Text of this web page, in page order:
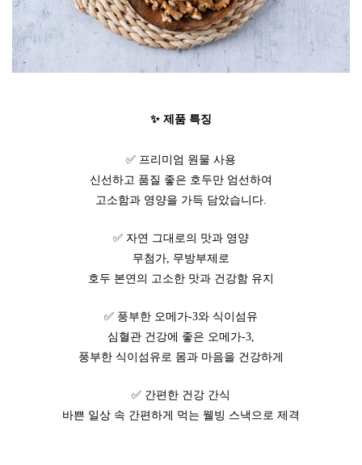
✨ 제품 특징
✅ 프리미엄 원물 사용
신선하고 품질 좋은 호두만 엄선하여
고소함과 영양을 가득 담았습니다.
✅ 자연 그대로의 맛과 영양
무첨가, 무방부제로
호두 본연의 고소한 맛과 건강함 유지
✅ 풍부한 오메가-3와 식이섬유
심혈관 건강에 좋은 오메가-3,
풍부한 식이섬유로 몸과 마음을 건강하게
✅ 간편한 건강 간식
바쁜 일상 속 간편하게 먹는 웰빙 스낵으로 제격